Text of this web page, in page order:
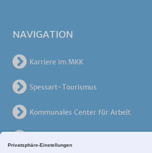
NAVIGATION
Karriere im MKK
Spessart-Tourismus
Kommunales Center für Arbeit